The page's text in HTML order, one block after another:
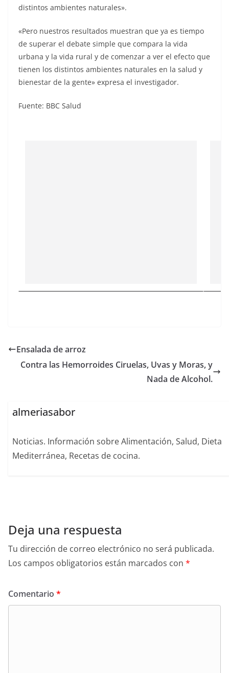
distintos ambientes naturales».
«Pero nuestros resultados muestran que ya es tiempo
de superar el debate simple que compara la vida
urbana y la vida rural y de comenzar a ver el efecto que
tienen los distintos ambientes naturales en la salud y
bienestar de la gente» expresa el investigador.
Fuente: BBC Salud
Ensalada de arroz
Contra las Hemorroides Ciruelas, Uvas y Moras, y
Nada de Alcohol.
almeriasabor
Noticias. Información sobre Alimentación, Salud, Dieta
Mediterránea, Recetas de cocina.
Deja una respuesta
Tu dirección de correo electrónico no será publicada.
Los campos obligatorios están marcados con *
Comentario *